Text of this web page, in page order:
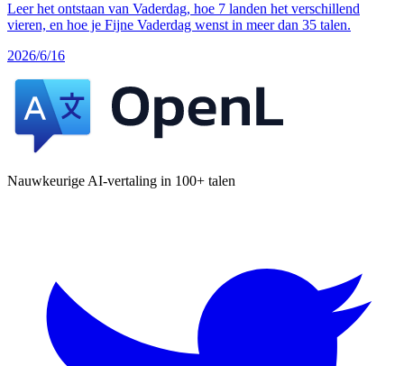
Leer het ontstaan van Vaderdag, hoe 7 landen het verschillend
vieren, en hoe je Fijne Vaderdag wenst in meer dan 35 talen.
2026/6/16
Nauwkeurige AI-vertaling in 100+ talen